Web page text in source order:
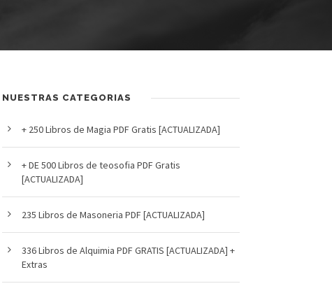
NUESTRAS CATEGORIAS
+ 250 Libros de Magia PDF Gratis [ACTUALIZADA]
+ DE 500 Libros de teosofia PDF Gratis
[ACTUALIZADA]
235 Libros de Masoneria PDF [ACTUALIZADA]
336 Libros de Alquimia PDF GRATIS [ACTUALIZADA] +
Extras